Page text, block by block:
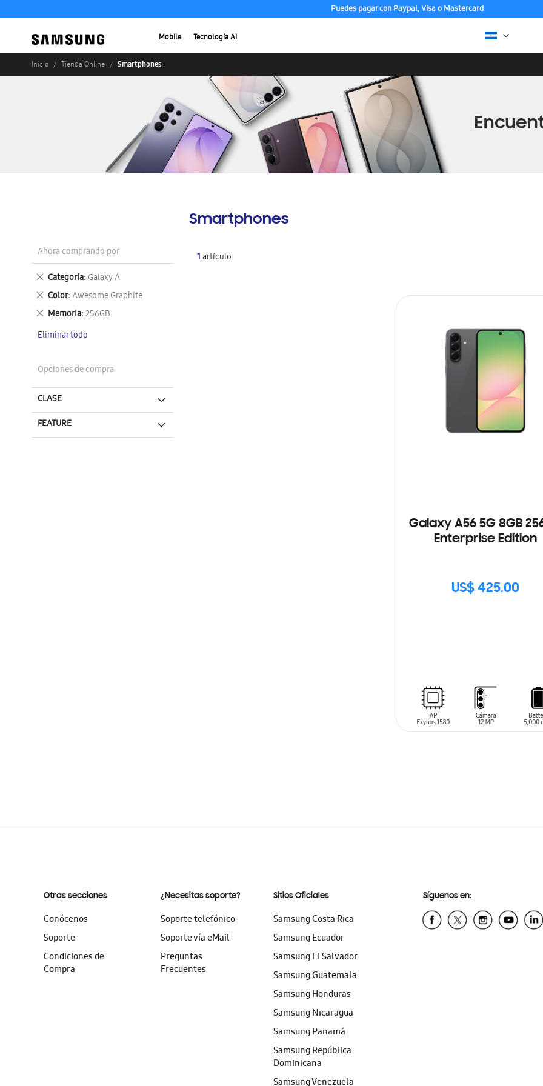
Puedes pagar con Paypal, Visa o Mastercard
Mobile Tecnología AI
Inicio Tienda Online Smartphones
Smartphones
1artículo
Galaxy A56 5G 8GB
Enterprise Edition
US$ 425.00
SIN
Ahora comprando por
Categoría Galaxy A
Eliminar
este
artículo
Color Awesome Graphite
Eliminar
este
artículo
Memoria 256GB
Eliminar
artículo
Eliminar todo
Opciones de compra
CLASE
FEATURE
Otras secciones
Conócenos
Soporte
Condiciones de
Compra
¿Necesitas soporte?
Soporte telefónico
Soporte vía eMail
Preguntas
Frecuentes
Sitios Oficiales
Samsung Costa Rica
Samsung Ecuador
Samsung El Salvador
Samsung Guatemala
Samsung Honduras
Samsung Nicaragua
Samsung Panamá
Samsung República
Dominicana
Samsung Venezuela
Síguenos en: